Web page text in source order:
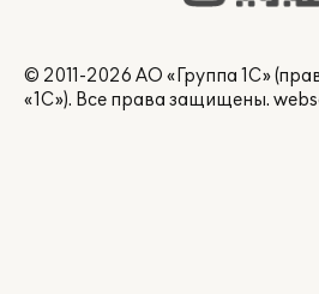
© 2011-2026 АО «Группа 1С»
«1С»). Все права защищены.